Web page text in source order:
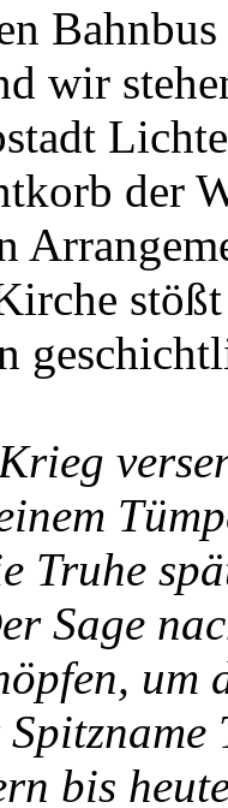
wir
der
Truhe
Sage
um
bis